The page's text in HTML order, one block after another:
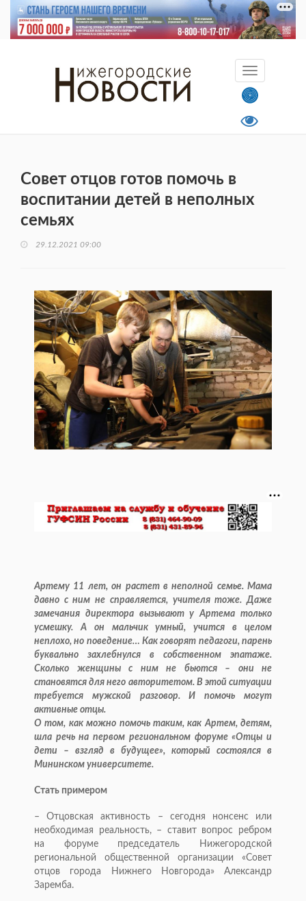
Совет отцов готов помочь в
воспитании детей в неполных
семьях
29.12.2021 09:00
Артему 11 лет, он растет в неполной семье. Мама
давно с ним не справляется, учителя тоже. Даже
замечания директора вызывают у Артема только
усмешку. А он мальчик умный, учится в целом
неплохо, но поведение… Как говорят педагоги, парень
буквально захлебнулся в собственном эпатаже.
Сколько женщины с ним не бьются – они не
становятся для него авторитетом. В этой ситуации
требуется мужской разговор. И помочь могут
активные отцы.
О том, как можно помочь таким, как Артем, детям,
шла речь на первом региональном форуме «Отцы и
дети – взгляд в будущее», который состоялся в
Мининском университете.
Стать примером
– Отцовская активность – сегодня нонсенс или
необходимая реальность, – ставит вопрос ребром
на форуме председатель Нижегородской
региональной общественной организации «Совет
отцов города Нижнего Новгорода» Александр
Заремба.